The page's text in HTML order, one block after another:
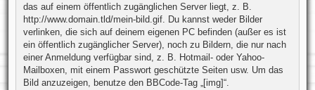
das auf einem öffentlich zugänglichen Server liegt, z. B.
http://www.domain.tld/mein-bild.gif. Du kannst weder Bilder
verlinken, die sich auf deinem eigenen PC befinden (außer es ist
ein öffentlich zugänglicher Server), noch zu Bildern, die nur nach
einer Anmeldung verfügbar sind, z. B. Hotmail- oder Yahoo-
Mailboxen, mit einem Passwort geschützte Seiten usw. Um das
Bild anzuzeigen, benutze den BBCode-Tag „[img]“.